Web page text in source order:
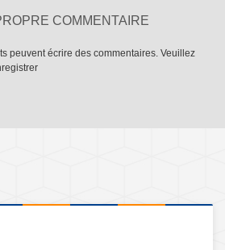
COMMENTAIRE
peuvent écrire des commentaires. Veuillez